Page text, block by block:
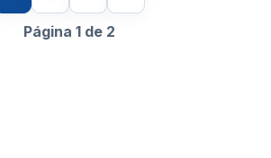
Página 1 de 2